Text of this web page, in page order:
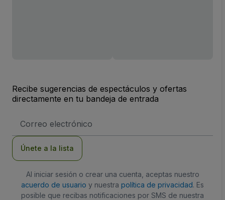
Recibe sugerencias de espectáculos y ofertas
directamente en tu bandeja de entrada
de
Únete a la lista
Al iniciar sesión o crear una cuenta, aceptas nuestro
acuerdo de usuario y nuestra política de privacidad. Es
posible que recibas notificaciones por SMS de nuestra